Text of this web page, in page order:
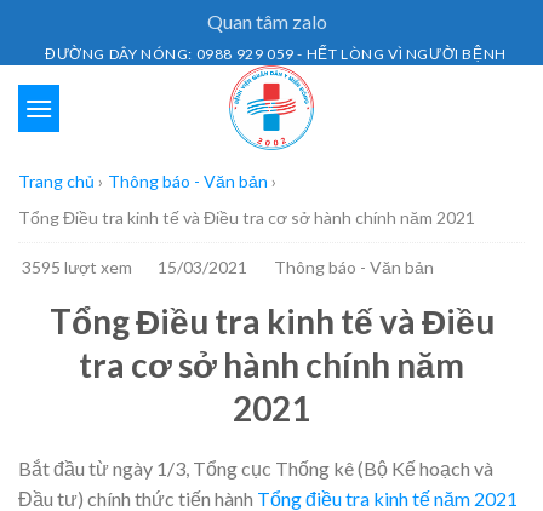
Quan tâm zalo
ĐƯỜNG DÂY NÓNG: 0988 929 059 - HẾT LÒNG VÌ NGƯỜI BỆNH
Trang chủ › Thông báo - Văn bản ›
Tổng Điều tra kinh tế và Điều tra cơ sở hành chính năm 2021
3595 lượt xem 15/03/2021 Thông báo - Văn bản
Tổng Điều tra kinh tế và Điều
tra cơ sở hành chính năm
2021
Bắt đầu từ ngày 1/3, Tổng cục Thống kê (Bộ Kế hoạch và
Đầu tư) chính thức tiến hành Tổng điều tra kinh tế năm 2021